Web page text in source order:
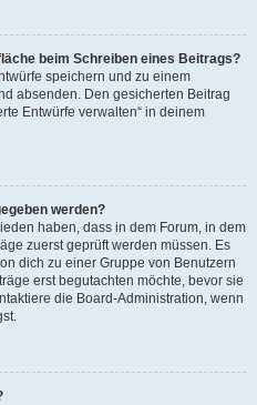
beim Schreiben eines Beitrags?
speichern und zu einem
absenden. Den gesicherten Beitrag
Entwürfe verwalten“ in deinem
werden?
haben, dass in dem Forum, in dem
zuerst geprüft werden müssen. Es
dich zu einer Gruppe von Benutzern
erst begutachten möchte, bevor sie
die Board-Administration, wenn